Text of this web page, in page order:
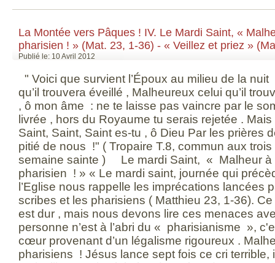
La Montée vers Pâques ! IV. Le Mardi Saint, «
pharisien ! » (Mat. 23, 1-36) - « Veillez et priez »
Publié le: 10 Avril 2012
" Voici que survient l’Époux au milieu de la
qu’il trouvera éveillé , Malheureux celui qu’il
, ô mon âme : ne te laisse pas vaincre par le
livrée , hors du Royaume tu serais rejetée .
Saint, Saint, Saint es-tu , ô Dieu Par les prières
pitié de nous !" ( Tropaire T.8, commun aux
semaine sainte ) Le mardi Saint, « Malheur à
pharisien ! » « Le mardi saint, journée qui
l’Eglise nous rappelle les imprécations lancées
scribes et les pharisiens ( Matthieu 23, 1-36).
est dur , mais nous devons lire ces menaces
personne n’est à l’abri du « pharisianisme »,
cœur provenant d’un légalisme rigoureux .
pharisiens ! Jésus lance sept fois ce cri terrible,